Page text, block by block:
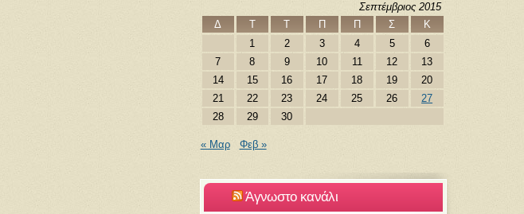
Σεπτέμβριος 2015
Δ
Τ Τ Π Π Σ
Κ
1
2 3 4 5
6
7
8 9 10 11 12
13
14
15 16 17 18 19
20
21
22 23 24 25 26
27
28
29 30
« Μαρ Φεβ »
Άγνωστο κανάλι